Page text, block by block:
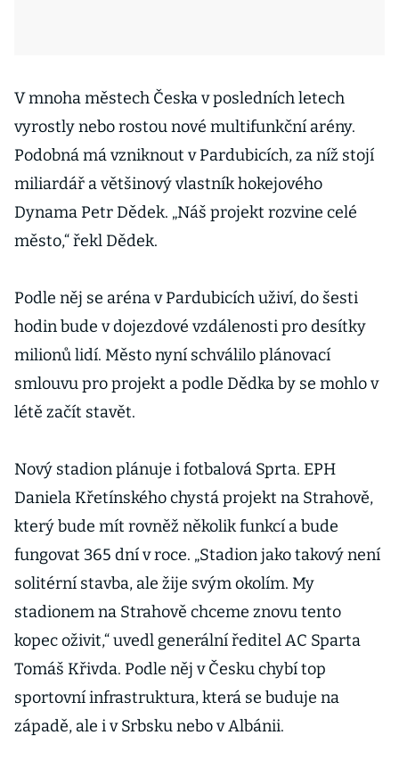
V mnoha městech Česka v posledních letech
vyrostly nebo rostou nové multifunkční arény.
Podobná má vzniknout v Pardubicích, za níž stojí
miliardář a většinový vlastník hokejového
Dynama Petr Dědek. „Náš projekt rozvine celé
město,“ řekl Dědek.
Podle něj se aréna v Pardubicích uživí, do šesti
hodin bude v dojezdové vzdálenosti pro desítky
milionů lidí. Město nyní schválilo plánovací
smlouvu pro projekt a podle Dědka by se mohlo v
létě začít stavět.
Nový stadion plánuje i fotbalová Sprta. EPH
Daniela Křetínského chystá projekt na Strahově,
který bude mít rovněž několik funkcí a bude
fungovat 365 dní v roce. „Stadion jako takový není
solitérní stavba, ale žije svým okolím. My
stadionem na Strahově chceme znovu tento
kopec oživit,“ uvedl generální ředitel AC Sparta
Tomáš Křivda. Podle něj v Česku chybí top
sportovní infrastruktura, která se buduje na
západě, ale i v Srbsku nebo v Albánii.